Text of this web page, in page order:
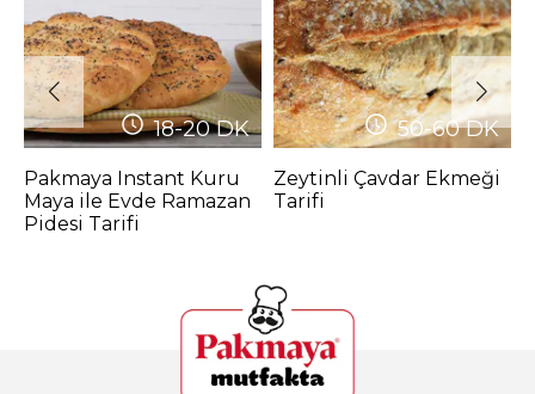
18-20DK
Pakmaya Instant Kuru
Maya ile Evde Ramazan
Pidesi Tarifi
50-60DK
Zeytinli Çavdar Ekmeği
Tarifi